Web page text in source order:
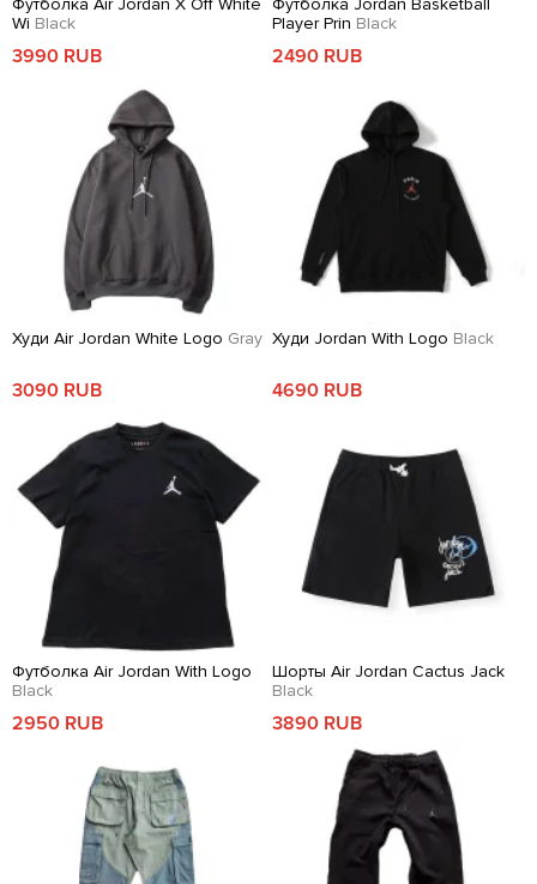
Футболка Air Jordan X Off White
Wi Black
3990 RUB
Футболка Jordan Basketball
Player Prin Black
2490 RUB
Худи Air Jordan White Logo Gray
3090 RUB
Худи Jordan With Logo Black
4690 RUB
Футболка Air Jordan With Logo
Black
2950 RUB
Шорты Air Jordan Cactus Jack
Black
3890 RUB